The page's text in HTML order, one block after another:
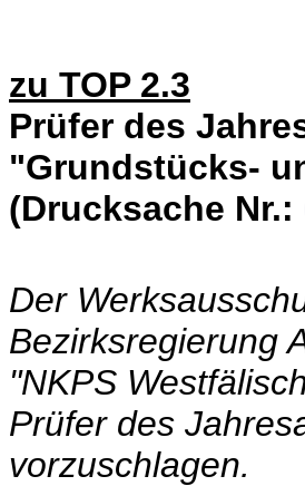
zu TOP 2.3
Prüfer des
"Grundstücks-
(Drucksache Nr.:
Der
Bezirksregierung
"NKPS
Prüfer des
vorzuschlagen.